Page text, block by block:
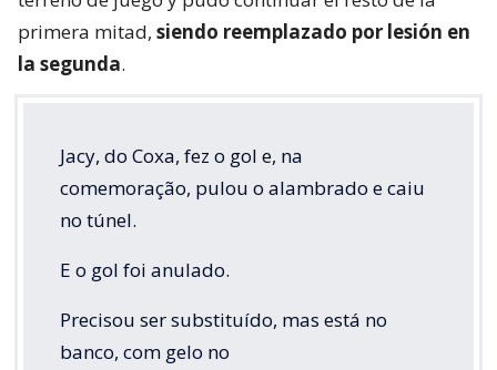
primera mitad, siendo reemplazado por lesión en
la segunda.
Jacy, do Coxa, fez o gol e, na
comemoração, pulou o alambrado e caiu
no túnel.
E o gol foi anulado.
Precisou ser substituído, mas está no
banco, com gelo no